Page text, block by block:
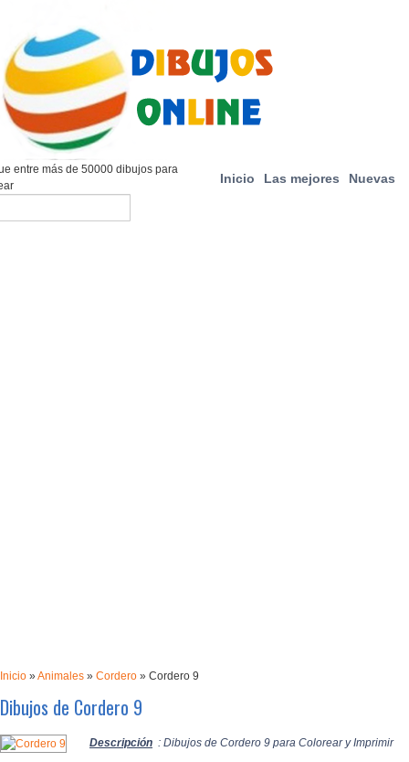
Inicio Las mejores Nuevas
entre más de 50000 dibujos para
Inicio »Animales » Cordero » Cordero 9
Dibujos de Cordero 9
Descripción : Dibujos de Cordero 9 para Colorear y Imprimir